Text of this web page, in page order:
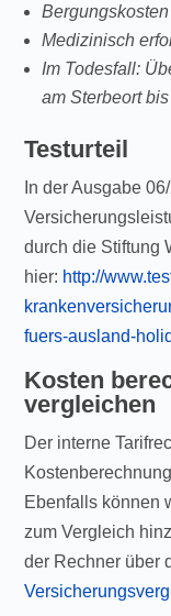
Medizinisch
Im Todesfall:
am Sterbeort
Testurteil
In der Ausgabe
durch die Stiftung
hier: http://
fuers-ausland-
Kosten
vergleichen
Der interne
Ebenfalls können
zum Vergleich
der Rechner über